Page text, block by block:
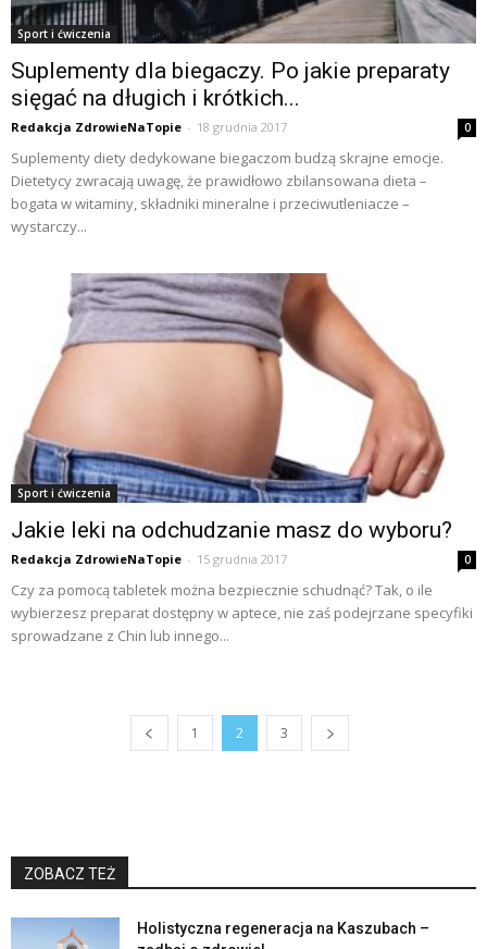
Sport i ćwiczenia
Suplementy dla biegaczy. Po jakie preparaty
sięgać na długich i krótkich...
Redakcja ZdrowieNaTopie - 18 grudnia 2017 0
Suplementy diety dedykowane biegaczom budzą skrajne emocje.
Dietetycy zwracają uwagę, że prawidłowo zbilansowana dieta –
bogata w witaminy, składniki mineralne i przeciwutleniacze –
wystarczy...
Sport i ćwiczenia
Jakie leki na odchudzanie masz do wyboru?
Redakcja ZdrowieNaTopie - 15 grudnia 2017 0
Czy za pomocą tabletek można bezpiecznie schudnąć? Tak, o ile
wybierzesz preparat dostępny w aptece, nie zaś podejrzane specyfiki
sprowadzane z Chin lub innego...
1 2 3
ZOBACZ TEŻ
Holistyczna regeneracja na Kaszubach –